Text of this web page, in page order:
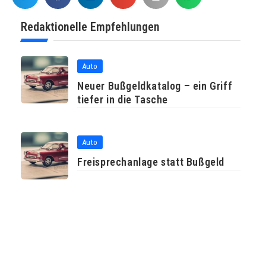
Redaktionelle Empfehlungen
Auto
Neuer Bußgeldkatalog – ein Griff
tiefer in die Tasche
Auto
Freisprechanlage statt Bußgeld